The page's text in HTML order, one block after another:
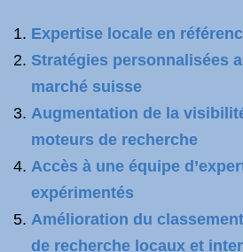
Expertise locale en
Stratégies personnalisées
marché suisse
Augmentation de la
moteurs de recherche
Accès à une équipe
expérimentés
Amélioration du
de recherche locaux et